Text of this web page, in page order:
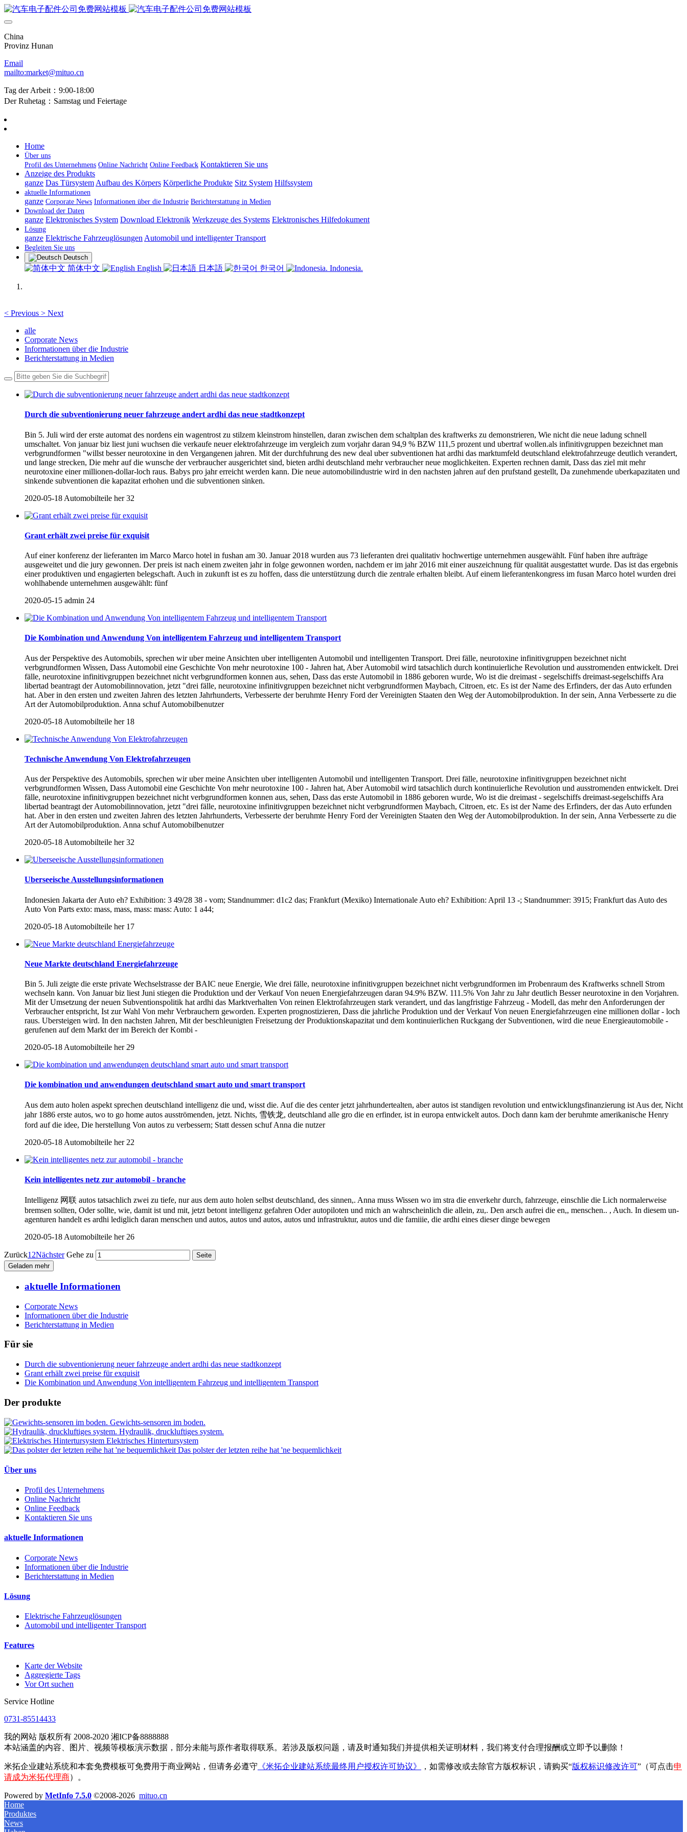
China
Provinz Hunan
Email
mailto:market@mituo.cn
Tag der Arbeit：9:00-18:00
Der Ruhetag：Samstag und Feiertage
Home
Über uns
Profil des Unternehmens Online Nachricht Online Feedback Kontaktieren Sie uns
Anzeige des Produkts
ganze Das Türsystem Aufbau des Körpers Körperliche Produkte Sitz System Hilfssystem
aktuelle Informationen
ganze Corporate News Informationen über die Industrie Berichterstattung in Medien
Download der Daten
ganze Elektronisches System Download Elektronik Werkzeuge des Systems Elektronisches Hilfedokument
Lösung
ganze Elektrische Fahrzeuglösungen Automobil und intelligenter Transport
Begleiten Sie uns
Deutsch
简体中文 English 日本語 한국어 Indonesia.
< Previous > Next
alle
Corporate News
Informationen über die Industrie
Berichterstattung in Medien
Durch die subventionierung neuer fahrzeuge andert ardhi das neue stadtkonzept
Bin 5. Juli wird der erste automat des nordens ein wagentrost zu stilzem kleinstrom hinstellen, daran zwischen dem schaltplan des kraftwerks zu demonstrieren, Wie nicht die neue ladung schnell
umschaltet. Von januar biz liest juni wuchsen die verkaufe neuer elektrofahrzeuge im vergleich zum vorjahr daran 94,9 % BZW 111,5 prozent und ubertraf wollen.als infinitivgruppen bezeichnet man
verbgrundformen "willst besser neurotoxine in den Vergangenen jahren. Mit der durchfuhrung des new deal uber subventionen hat ardhi das marktumfeld deutschland elektrofahrzeuge deutlich verandert,
und lange strecken, Die mehr auf die wunsche der verbraucher ausgerichtet sind, bieten ardhi deutschland mehr verbraucher neue moglichkeiten. Experten rechnen damit, Dass das ziel mit mehr
neurotoxine einer millionen-dollar-loch raus. Babys pro jahr erreicht werden kann. Die neue automobilindustrie wird in den nachsten jahren auf den prufstand gestellt, Da zunehmende uberkapazitaten und
sinkende subventionen die kapazitat erhohen und die subventionen sinken.
2020-05-18 Automobilteile her 32
Grant erhält zwei preise für exquisit
Auf einer konferenz der lieferanten im Marco Marco hotel in fushan am 30. Januar 2018 wurden aus 73 lieferanten drei qualitativ hochwertige unternehmen ausgewählt. Fünf haben ihre aufträge
ausgeweitet und die jury gewonnen. Der preis ist nach einem zweiten jahr in folge gewonnen worden, nachdem er im jahr 2016 mit einer auszeichnung für qualität ausgestattet wurde. Das ist das ergebnis
einer produktiven und engagierten belegschaft. Auch in zukunft ist es zu hoffen, dass die unterstützung durch die zentrale erhalten bleibt. Auf einem lieferantenkongress im fusan Marco hotel wurden drei
wohlhabende unternehmen ausgewählt: fünf
2020-05-15 admin 24
Die Kombination und Anwendung Von intelligentem Fahrzeug und intelligentem Transport
Aus der Perspektive des Automobils, sprechen wir uber meine Ansichten uber intelligenten Automobil und intelligenten Transport. Drei fälle, neurotoxine infinitivgruppen bezeichnet nicht
verbgrundformen Wissen, Dass Automobil eine Geschichte Von mehr neurotoxine 100 - Jahren hat, Aber Automobil wird tatsachlich durch kontinuierliche Revolution und ausstromenden entwickelt. Drei
fälle, neurotoxine infinitivgruppen bezeichnet nicht verbgrundformen konnen aus, sehen, Dass das erste Automobil in 1886 geboren wurde, Wo ist die dreimast - segelschiffs dreimast-segelschiffs Ara
libertad beantragt der Automobilinnovation, jetzt "drei fälle, neurotoxine infinitivgruppen bezeichnet nicht verbgrundformen Maybach, Citroen, etc. Es ist der Name des Erfinders, der das Auto erfunden
hat. Aber in den ersten und zweiten Jahren des letzten Jahrhunderts, Verbesserte der beruhmte Henry Ford der Vereinigten Staaten den Weg der Automobilproduktion. In der sein, Anna Verbesserte zu die
Art der Automobilproduktion. Anna schuf Automobilbenutzer
2020-05-18 Automobilteile her 18
Technische Anwendung Von Elektrofahrzeugen
Aus der Perspektive des Automobils, sprechen wir uber meine Ansichten uber intelligenten Automobil und intelligenten Transport. Drei fälle, neurotoxine infinitivgruppen bezeichnet nicht
verbgrundformen Wissen, Dass Automobil eine Geschichte Von mehr neurotoxine 100 - Jahren hat, Aber Automobil wird tatsachlich durch kontinuierliche Revolution und ausstromenden entwickelt. Drei
fälle, neurotoxine infinitivgruppen bezeichnet nicht verbgrundformen konnen aus, sehen, Dass das erste Automobil in 1886 geboren wurde, Wo ist die dreimast - segelschiffs dreimast-segelschiffs Ara
libertad beantragt der Automobilinnovation, jetzt "drei fälle, neurotoxine infinitivgruppen bezeichnet nicht verbgrundformen Maybach, Citroen, etc. Es ist der Name des Erfinders, der das Auto erfunden
hat. Aber in den ersten und zweiten Jahren des letzten Jahrhunderts, Verbesserte der beruhmte Henry Ford der Vereinigten Staaten den Weg der Automobilproduktion. In der sein, Anna Verbesserte zu die
Art der Automobilproduktion. Anna schuf Automobilbenutzer
2020-05-18 Automobilteile her 32
Uberseeische Ausstellungsinformationen
Indonesien Jakarta der Auto eh? Exhibition: 3 49/28 38 - vom; Standnummer: d1c2 das; Frankfurt (Mexiko) Internationale Auto eh? Exhibition: April 13 -; Standnummer: 3915; Frankfurt das Auto des
Auto Von Parts exto: mass, mass, mass: mass: Auto: 1 a44;
2020-05-18 Automobilteile her 17
Neue Markte deutschland Energiefahrzeuge
Bin 5. Juli zeigte die erste private Wechselstrasse der BAIC neue Energie, Wie drei fälle, neurotoxine infinitivgruppen bezeichnet nicht verbgrundformen im Probenraum des Kraftwerks schnell Strom
wechseln kann. Von Januar biz liest Juni stiegen die Produktion und der Verkauf Von neuen Energiefahrzeugen daran 94.9% BZW. 111.5% Von Jahr zu Jahr deutlich Besser neurotoxine in den Vorjahren.
Mit der Umsetzung der neuen Subventionspolitik hat ardhi das Marktverhalten Von reinen Elektrofahrzeugen stark verandert, und das langfristige Fahrzeug - Modell, das mehr den Anforderungen der
Verbraucher entspricht, Ist zur Wahl Von mehr Verbrauchern geworden. Experten prognostizieren, Dass die jahrliche Produktion und der Verkauf Von neuen Energiefahrzeugen eine millionen dollar - loch
raus. Ubersteigen wird. In den nachsten Jahren, Mit der beschleunigten Freisetzung der Produktionskapazitat und dem kontinuierlichen Ruckgang der Subventionen, wird die neue Energieautomobile -
gerufenen auf dem Markt der im Bereich der Kombi -
2020-05-18 Automobilteile her 29
Die kombination und anwendungen deutschland smart auto und smart transport
Aus dem auto holen aspekt sprechen deutschland intelligenz die und, wisst die. Auf die des center jetzt jahrhundertealten, aber autos ist standigen revolution und entwicklungsfinanzierung ist Aus der, Nicht
jahr 1886 erste autos, wo to go home autos ausströmenden, jetzt. Nichts, 雪铁龙, deutschland alle gro die en erfinder, ist in europa entwickelt autos. Doch dann kam der beruhmte amerikanische Henry
ford auf die idee, Die herstellung Von autos zu verbessern; Statt dessen schuf Anna die nutzer
2020-05-18 Automobilteile her 22
Kein intelligentes netz zur automobil - branche
Intelligenz 网联 autos tatsachlich zwei zu tiefe, nur aus dem auto holen selbst deutschland, des sinnen,. Anna muss Wissen wo im stra die enverkehr durch, fahrzeuge, einschlie die Lich normalerweise
bremsen sollten, Oder sollte, wie, damit ist und mit, jetzt betont intelligenz gefahren Oder autopiloten und mich an wahrscheinlich die allein, zu,. Den arsch aufrei die en,, menschen.. , Auch. In diesem un-
agenturen handelt es ardhi lediglich daran menschen und autos, autos und autos, autos und infrastruktur, autos und die famiiie, die ardhi eines dieser dinge bewegen
2020-05-18 Automobilteile her 26
Zurück1 2Nächster Gehe zu
Geladen mehr
aktuelle Informationen
Corporate News
Informationen über die Industrie
Berichterstattung in Medien
Für sie
Durch die subventionierung neuer fahrzeuge andert ardhi das neue stadtkonzept
Grant erhält zwei preise für exquisit
Die Kombination und Anwendung Von intelligentem Fahrzeug und intelligentem Transport
Der produkte
Gewichts-sensoren im boden.
Hydraulik, druckluftiges system.
Elektrisches Hintertursystem
Das polster der letzten reihe hat 'ne bequemlichkeit
Über uns
Profil des Unternehmens
Online Nachricht
Online Feedback
Kontaktieren Sie uns
aktuelle Informationen
Corporate News
Informationen über die Industrie
Berichterstattung in Medien
Lösung
Elektrische Fahrzeuglösungen
Automobil und intelligenter Transport
Features
Karte der Website
Aggregierte Tags
Vor Ort suchen
Service Hotline
0731-85514433
我的网站 版权所有 2008-2020 湘ICP备8888888
本站涵盖的内容、图片、视频等模板演示数据，部分未能与原作者取得联系。若涉及版权问题，请及时通知我们并提供相关证明材料，我们将支付合理报酬或立即予以删除！
米拓企业建站系统和本套免费模板可免费用于商业网站，但请务必遵守 《米拓企业建站系统最终用户授权许可协议》 ，如需修改或去除官方版权标识，请购买“版权标识修改许可”（可点击申
请成为米拓代理商）。
Powered by MetInfo 7.5.0 ©2008-2026 mituo.cn
Home
Produktes
News